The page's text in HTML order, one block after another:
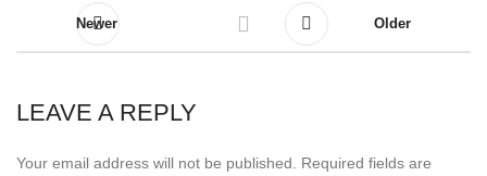
Newer Older
LEAVE A REPLY
Your email address will not be published.
Required fields are